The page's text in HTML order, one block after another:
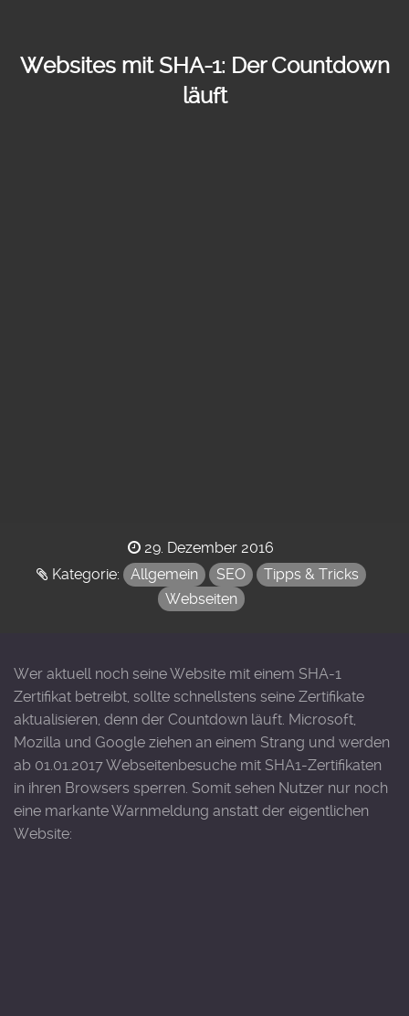
Websites mit SHA-1: Der Countdown
läuft
Posted
on
29. Dezember 2016
Kategorie:
Allgemein SEO
Tipps & Tricks
Webseiten
Wer aktuell noch seine Website mit einem SHA-1
Zertifikat betreibt, sollte schnellstens seine Zertifikate
aktualisieren, denn der Countdown läuft. Microsoft,
Mozilla und Google ziehen an einem Strang und werden
ab 01.01.2017 Webseitenbesuche mit SHA1-Zertifikaten
in ihren Browsers sperren. Somit sehen Nutzer nur noch
eine markante Warnmeldung anstatt der eigentlichen
Website: